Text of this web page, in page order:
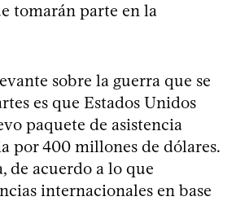
tomarán parte en la
sobre la guerra que se
es que Estados Unidos
paquete de asistencia
por 400 millones de dólares.
de acuerdo a lo que
internacionales en base